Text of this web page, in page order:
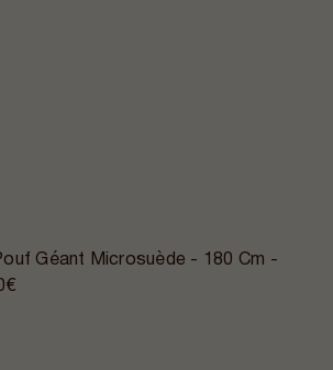
Géant Microsuède - 180 Cm -